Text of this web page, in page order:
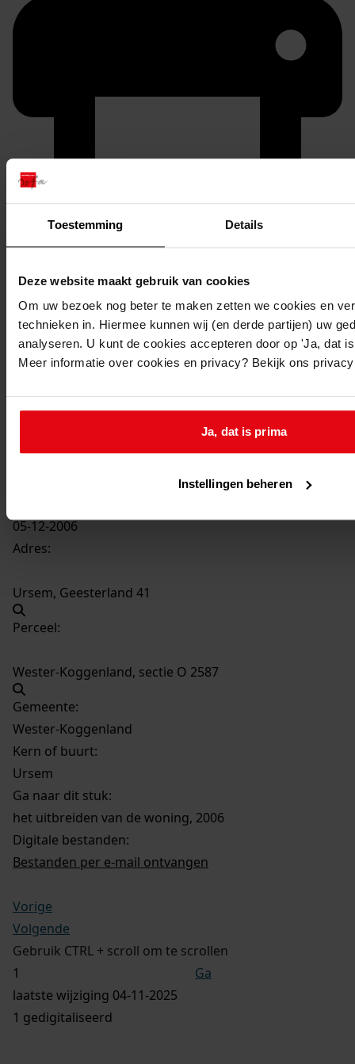
Toestemming Details
Deze website maakt gebruik van cookies
Om uw bezoek nog beter te maken zetten we cookies en
technieken in. Hiermee kunnen wij (en derde partijen) uw
analyseren. U kunt de cookies accepteren door op 'Ja, dat
Meer informatie over cookies en privacy? Bekijk ons
Ja, dat is prima
Instellingen beheren
duurzaam webadres
Inventaris
Nummers 3901 tot en met 4000
3910het uitbreiden van de woning, 2006
Datering:
Beschrijving:
het uitbreiden van de woning
05-12-2006
Adres:
Ursem, Geesterland 41
Perceel:
Wester-Koggenland, sectie O 2587
Gemeente:
Wester-Koggenland
Kern of buurt:
Ursem
Ga naar dit stuk:
het uitbreiden van de woning, 2006
Digitale bestanden:
Bestanden per e-mail ontvangen
Vorige
Volgende
Gebruik CTRL + scroll om te scrollen
Ga
laatste wijziging 04-11-2025
1 gedigitaliseerd